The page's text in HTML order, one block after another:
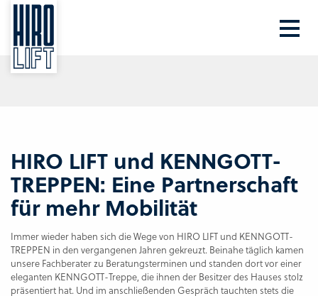
HIRO LIFT und KENNGOTT-
TREPPEN: Eine Partnerschaft
für mehr Mobilität
Immer wieder haben sich die Wege von HIRO LIFT und KENNGOTT-
TREPPEN in den vergangenen Jahren gekreuzt. Beinahe täglich kamen
unsere Fachberater zu Beratungsterminen und standen dort vor einer
eleganten KENNGOTT-Treppe, die ihnen der Besitzer des Hauses stolz
präsentiert hat. Und im anschließenden Gespräch tauchten stets die
Ihre PLZ